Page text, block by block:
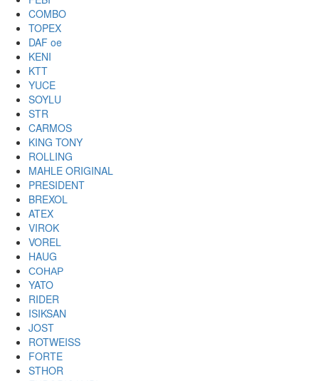
COMBO
TOPEX
DAF oe
KENI
KTT
YUCE
SOYLU
STR
CARMOS
KING TONY
ROLLING
MAHLE ORIGINAL
PRESIDENT
BREXOL
ATEX
VIROK
VOREL
HAUG
СОНАР
YATO
RIDER
ISIKSAN
JOST
ROTWEISS
FORTE
STHOR